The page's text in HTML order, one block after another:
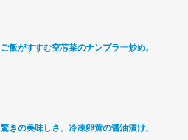
ご飯がすすむ空芯菜のナンプラー炒め。
驚きの美味しさ。冷凍卵黄の醤油漬け。